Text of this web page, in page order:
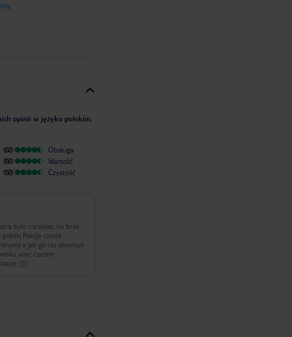
.
opinii w języku polskim.
Obsługa
Wartość
Czystość
bylo narzekac na brak
czyste
wiec czasem
;)))